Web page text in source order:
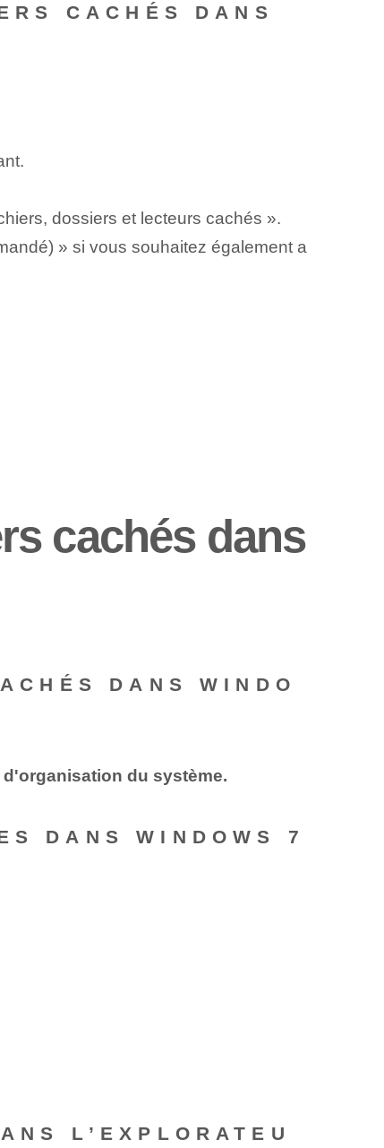
CACHÉS DANS
dossiers et lecteurs cachés ».
» si vous souhaitez également a
cachés dans
DANS WINDO
du système.
DANS WINDOWS 7
L’EXPLORATEU